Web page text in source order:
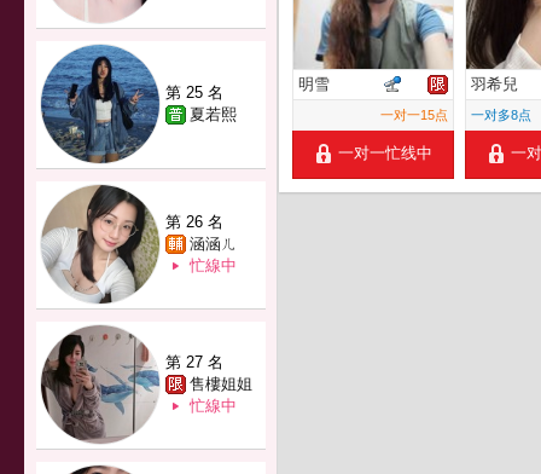
第 25 名
夏若熙
第 26 名
涵涵ㄦ
忙線中
第 27 名
售樓姐姐
忙線中
明雪
一对一15点
一对一忙线中
羽希兒
一对多8点
一